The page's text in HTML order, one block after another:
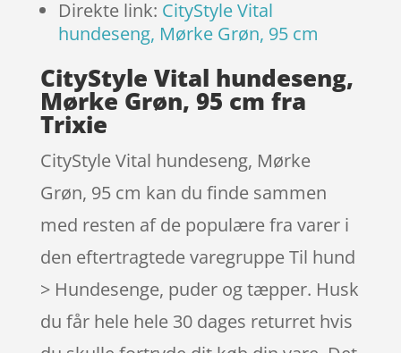
Direkte link: CityStyle Vital
hundeseng, Mørke Grøn, 95 cm
CityStyle Vital hundeseng,
Mørke Grøn, 95 cm fra
Trixie
CityStyle Vital hundeseng, Mørke
Grøn, 95 cm kan du finde sammen
med resten af de populære fra varer i
den eftertragtede varegruppe Til hund
> Hundesenge, puder og tæpper. Husk
du får hele hele 30 dages returret hvis